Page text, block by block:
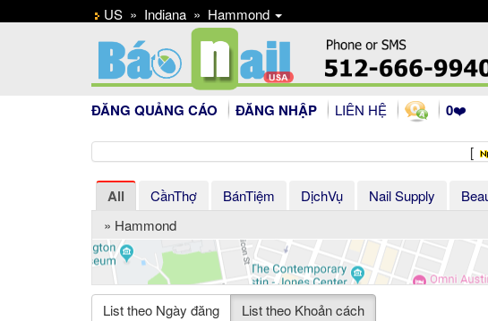
US » Indiana » Hammond
ĐĂNG QUẢNG CÁO ĐĂNG NHẬP LIÊN HỆ 0❤️
[
All CầnThợ BánTiệm DịchVụ Nail Supply
» Hammond
List theo Ngày đăng List theo Khoản cách